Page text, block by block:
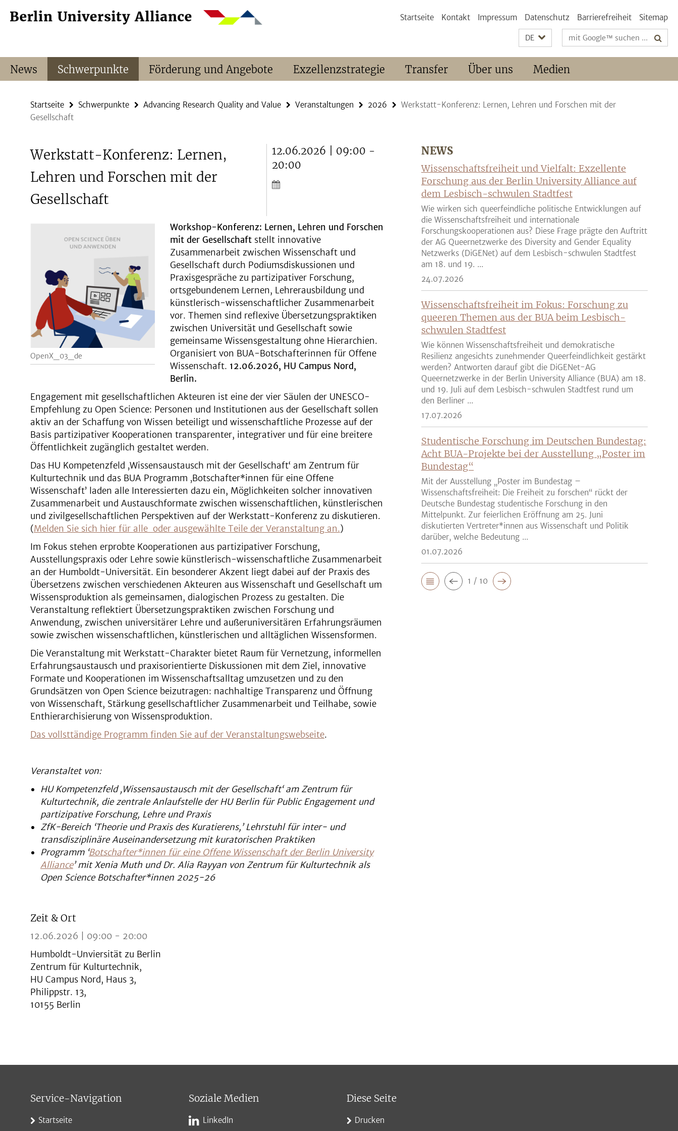
direkt
Service-
Startseite Kontakt Impressum Datenschutz Barrierefreiheit Sitemap
DE Suchbegriffe
News Schwerpunkte Förderung und Angebote Exzellenzstrategie Transfer Über uns Medien
Startseite Schwerpunkte Advancing Research Quality and Value Veranstaltungen 2026
Werkstatt-Konferenz: Lernen, Lehren und Forschen mit der
Gesellschaft
Werkstatt-Konferenz: Lernen,
Lehren und Forschen mit der
Gesellschaft
12.06.2026 | 09:00 -
20:00
OpenX_03_de
Workshop-Konferenz: Lernen, Lehren und Forschen
mit der Gesellschaftstellt innovative
Zusammenarbeit zwischen Wissenschaft und
Gesellschaft durch Podiumsdiskussionen und
Praxisgespräche zu partizipativer Forschung,
ortsgebundenem Lernen, Lehrerausbildung und
künstlerisch-wissenschaftlicher Zusammenarbeit
vor. Themen sind reflexive Übersetzungspraktiken
zwischen Universität und Gesellschaft sowie
gemeinsame Wissensgestaltung ohne Hierarchien.
Organisiert von BUA-Botschafterinnen für Offene
Wissenschaft. 12.06.2026, HU Campus Nord,
Berlin.
Engagement mit gesellschaftlichen Akteuren ist eine der vier Säulen der UNESCO-
Empfehlung zu Open Science: Personen und Institutionen aus der Gesellschaft sollen
aktiv an der Schaffung von Wissen beteiligt und wissenschaftliche Prozesse auf der
Basis partizipativer Kooperationen transparenter, integrativer und für eine breitere
Öffentlichkeit zugänglich gestaltet werden.
Das HU Kompetenzfeld ‚Wissensaustausch mit der Gesellschaft‘ am Zentrum für
Kulturtechnik und das BUA Programm ‚Botschafter*innen für eine Offene
Wissenschaft’ laden alle Interessierten dazu ein, Möglichkeiten solcher innovativen
Zusammenarbeit und Austauschformate zwischen wissenschaftlichen, künstlerischen
und zivilgesellschaftlichen Perspektiven auf der Werkstatt-Konferenz zu diskutieren.
(Melden Sie sich hier für alle oder ausgewählte Teile der Veranstaltung an.)
Im Fokus stehen erprobte Kooperationen aus partizipativer Forschung,
Ausstellungspraxis oder Lehre sowie künstlerisch-wissenschaftliche Zusammenarbeit
an der Humboldt-Universität. Ein besonderer Akzent liegt dabei auf der Praxis des
Übersetzens zwischen verschiedenen Akteuren aus Wissenschaft und Gesellschaft um
Wissensproduktion als gemeinsamen, dialogischen Prozess zu gestalten. Die
Veranstaltung reflektiert Übersetzungspraktiken zwischen Forschung und
Anwendung, zwischen universitärer Lehre und außeruniversitären Erfahrungsräumen
sowie zwischen wissenschaftlichen, künstlerischen und alltäglichen Wissensformen.
Die Veranstaltung mit Werkstatt-Charakter bietet Raum für Vernetzung, informellen
Erfahrungsaustausch und praxisorientierte Diskussionen mit dem Ziel, innovative
Formate und Kooperationen im Wissenschaftsalltag umzusetzen und zu den
Grundsätzen von Open Science beizutragen: nachhaltige Transparenz und Öffnung
von Wissenschaft, Stärkung gesellschaftlicher Zusammenarbeit und Teilhabe, sowie
Enthierarchisierung von Wissensproduktion.
Das vollsttändige Programm finden Sie auf der Veranstaltungswebseite.
Veranstaltet von:
HU Kompetenzfeld ‚Wissensaustausch mit der Gesellschaft‘ am Zentrum für
Kulturtechnik, die zentrale Anlaufstelle der HU Berlin fürPublic Engagement und
partizipative Forschung, Lehre und Praxis
ZfK-Bereich ‘Theorie und Praxis des Kuratierens,’ Lehrstuhl fürinter- und
transdisziplinäreAuseinandersetzung mit kuratorischen Praktiken
Programm ‘Botschafter*innen für eine Offene Wissenschaft der Berlin University
Alliance’ mitXenia Muth und Dr. Alia Rayyan von Zentrum für Kulturtechnik als
Open Science Botschafter*innen 2025-26
Zeit & Ort
12.06.2026 | 09:00 - 20:00
Humboldt-Unviersität zu Berlin
Zentrum für Kulturtechnik,
HU Campus Nord, Haus 3,
Philippstr. 13,
10155 Berlin
NEWS
Wissenschaftsfreiheit und Vielfalt: Exzellente
Forschung aus der Berlin University Alliance auf
dem Lesbisch-schwulen Stadtfest
Wie wirken sich queerfeindliche politische Entwicklungen auf
die Wissenschaftsfreiheit und internationale
Forschungskooperationen aus? Diese Frage prägte den Auftritt
der AG Queernetzwerke des Diversity and Gender Equality
Netzwerks (DiGENet) auf dem Lesbisch-schwulen Stadtfest
am 18. und 19. ...
24.07.2026
Wissenschaftsfreiheit im Fokus: Forschung zu
queeren Themen aus der BUA beim Lesbisch-
schwulen Stadtfest
Wie können Wissenschaftsfreiheit und demokratische
Resilienz angesichts zunehmender Queerfeindlichkeit gestärkt
werden? Antworten darauf gibt die DiGENet-AG
Queernetzwerke in der Berlin University Alliance (BUA) am 18.
und 19. Juli auf dem Lesbisch-schwulen Stadtfest rund um
den Berliner ...
17.07.2026
Studentische Forschung im Deutschen Bundestag:
Acht BUA-Projekte bei der Ausstellung „Poster im
Bundestag“
Mit der Ausstellung „Poster im Bundestag –
Wissenschaftsfreiheit: Die Freiheit zu forschen“ rückt der
Deutsche Bundestag studentische Forschung in den
Mittelpunkt. Zur feierlichen Eröffnung am 25. Juni
diskutierten Vertreter*innen aus Wissenschaft und Politik
darüber, welche Bedeutung ...
01.07.2026
1 / 10
Service-Navigation
Startseite
Soziale Medien
LinkedIn
Diese Seite
Drucken